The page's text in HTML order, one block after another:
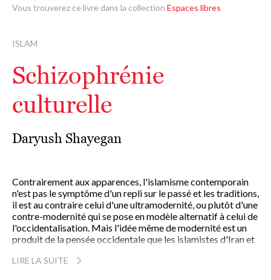
Vous trouverez ce livre dans la collection Espaces libres
ISLAM
Schizophrénie
culturelle
Daryush Shayegan
Contrairement aux apparences, l'islamisme contemporain
n'est pas le symptôme d'un repli sur le passé et les traditions,
il est au contraire celui d'une ultramodernité, ou plutôt d'une
contre-modernité qui se pose en modèle alternatif à celui de
l'occidentalisation. Mais l'idée même de modernité est un
produit de la pensée occidentale que les islamistes d'Iran et
culturelle » de ces cultures à la fois opposées à l'Occident et
LIRE LA SUITE